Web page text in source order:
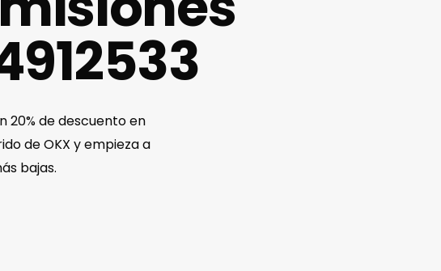
20% de descuento en
de OKX y empieza a
bajas.